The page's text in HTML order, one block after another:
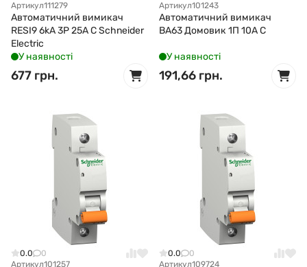
Артикул111279
Автоматичний вимикач
RESI9 6kA 3P 25A C Schneider
Electric
У наявності
677 грн.
Артикул101243
Автоматичний вимикач
ВА63 Домовик 1П 10А С
У наявності
191,66 грн.
0.0
0
Артикул101257
0.0
0
Артикул109724